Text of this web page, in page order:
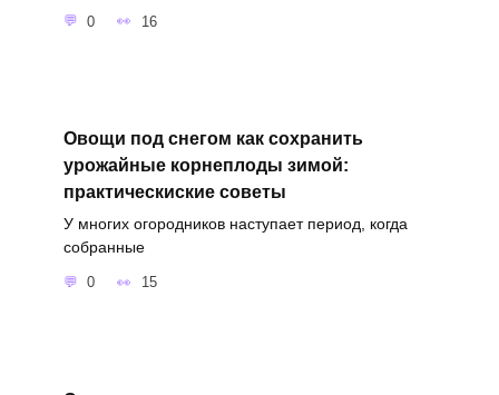
0 16
Овощи под снегом как сохранить
урожайные корнеплоды зимой:
практическиские советы
У многих огородников наступает период, когда
собранные
0 15